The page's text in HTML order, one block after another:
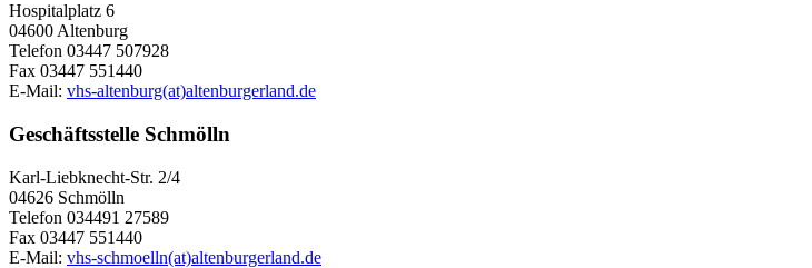
Hospitalplatz 6
04600 Altenburg
Telefon 03447 507928
Fax 03447 551440
E-Mail: vhs-altenburg(at)altenburgerland.de
Geschäftsstelle Schmölln
Karl-Liebknecht-Str. 2/4
04626 Schmölln
Telefon 034491 27589
Fax 03447 551440
E-Mail: vhs-schmoelln(at)altenburgerland.de